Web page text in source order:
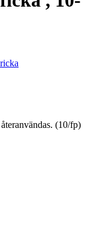
(10/fp)